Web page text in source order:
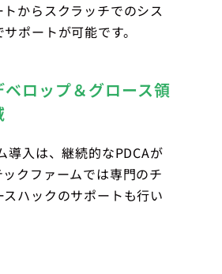
トからスクラッチでのシス
ポートが可能です。
ベロップ＆グロース領
導入は、継続的なPDCAが
クファームでは専門のチ
スハックのサポートも行い